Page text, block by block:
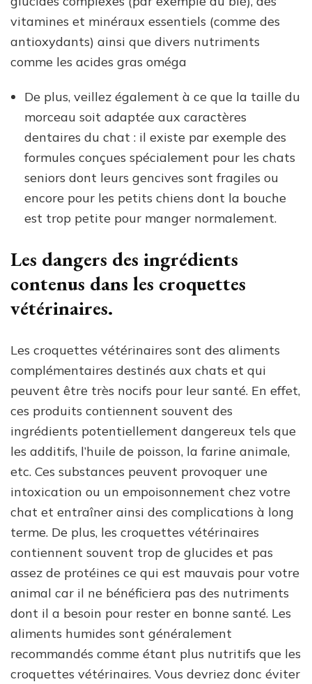
vitamines et minéraux essentiels (comme des
antioxydants) ainsi que divers nutriments
comme les acides gras oméga
De plus, veillez également à ce que la taille du
morceau soit adaptée aux caractères
dentaires du chat : il existe par exemple des
formules conçues spécialement pour les chats
seniors dont leurs gencives sont fragiles ou
encore pour les petits chiens dont la bouche
est trop petite pour manger normalement.
Les dangers des ingrédients
contenus dans les croquettes
vétérinaires.
Les croquettes vétérinaires sont des aliments
complémentaires destinés aux chats et qui
peuvent être très nocifs pour leur santé. En effet,
ces produits contiennent souvent des
ingrédients potentiellement dangereux tels que
les additifs, l’huile de poisson, la farine animale,
etc. Ces substances peuvent provoquer une
intoxication ou un empoisonnement chez votre
chat et entraîner ainsi des complications à long
terme. De plus, les croquettes vétérinaires
contiennent souvent trop de glucides et pas
assez de protéines ce qui est mauvais pour votre
animal car il ne bénéficiera pas des nutriments
dont il a besoin pour rester en bonne santé. Les
aliments humides sont généralement
recommandés comme étant plus nutritifs que les
croquettes vétérinaires. Vous devriez donc éviter